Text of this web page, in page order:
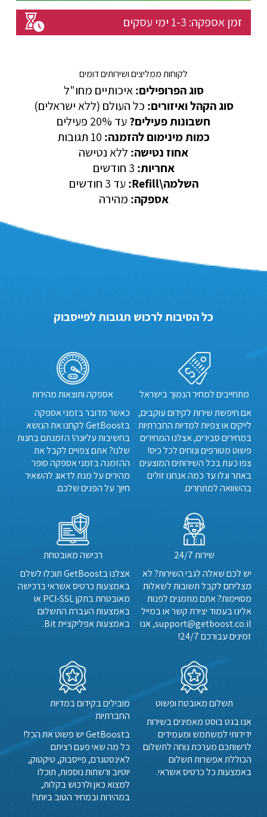
זמן אספקה: 1-3 ימי עסקים
לקוחות ממליצים ושירותים דומים
סוג הפרופילים:איכותיים מחו"ל
סוג הקהל ואיזורים: כל העולם (ללא ישראלים)
חשבונות פעילים? עד 20% פעילים
כמות מינימום להזמנה:
אחוז נטישה: ללא נטישה
אחריות:
השלמה\Refill:
עד 3 חודשים
אספקה: מהירה
כל הסיבות לרכוש תגובות לפייסבוק
מתחייבים למחיר הנמוך בישראל
אם חיפשת שירות לקידום עוקבים,
לייקים או צפיות למדיות החברתיות
במחירים סבירים, אצלנו המחירים
פשוט מטורפים ונוחים לכל כיס!
צפו כעת בכל השירותים המוצעים
באתר וגלו עד כמה אנחנו זולים
בהשוואה למתחרים.
אספקה ותוצאות מהירות
כאשר מדובר בזמני אספקה
בGetBoost לקחנו את הנושא
בחשיבות עליונה! הזמנתם בחנות
שלנו? אתם צפויים לקבל את
ההזמנה בזמני אספקה סופר
מהירים על מנת לדאוג להשאיר
חיוך על הפנים שלכם.
שירות 24/7
יש לכם שאלה לגבי השירות? לא
מצליחם לקבל תשובות לשאלות
מסויימות? אתם מוזמנים לפנות
אלינו בעמוד יצירת קשר או במייל
support@getboost.co.il, אנו
זמינים עבורכם 24/7!
רכישה מאובטחת
אצלנו בGetBoost תוכלו לשלם
באמצעות כרטיס אשראי ברכישה
מאובטחת בתקן PCI-SSL או
באמצעות העברת התשלום
באמצעות אפליקציית Bit.
תשלום מאובטח ופשוט
אנו בגט בוסט מאמינים בשירות
ידידותי למשתמש ומעמידים
לרשותכם מערכת נוחה לתשלום
הכוללת אפשרות תשלום
באמצעות כל כרטיס אשראי.
מובילים בקידום במדיות
החברתיות
בGetBoost יש פשוט את הכל!
כל מה שאי פעם רציתם
לאינסטגרם, פייסבוק, טיקטוק,
יוטיוב ורשתות נוספות, תוכלו
למצוא כאן ולרכוש בקלות,
במהירות ובמחיר הטוב ביותר!